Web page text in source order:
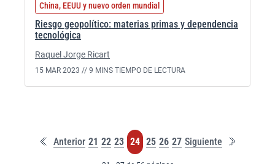
China, EEUU y nuevo orden mundial
Riesgo geopolítico: materias primas y dependencia
tecnológica
Raquel Jorge Ricart
15 MAR 2023 // 9 MINS TIEMPO DE LECTURA
Primera
página
Anterior Página
21 Página
22 Página
23 Página
24 Página
25 Página
26 Página
27 Siguiente
Última
página